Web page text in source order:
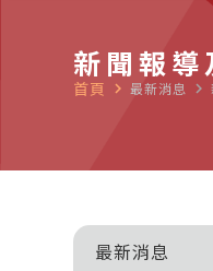
新聞報導
首頁 navigate_next 最新消息 navigate_next
最新消息